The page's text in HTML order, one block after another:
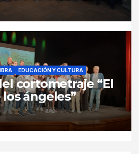
EDUCACIÓN Y CULTURA
cortometraje “El
ángeles”